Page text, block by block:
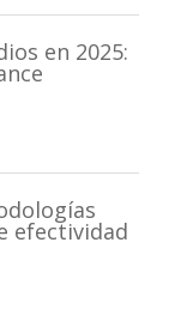
en 2025:
efectividad